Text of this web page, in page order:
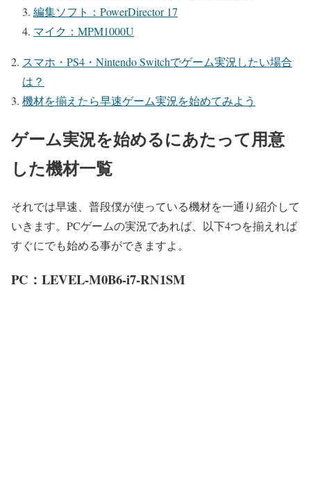
編集ソフト：PowerDirector 17
マイク：MPM1000U
スマホ・PS4・Nintendo Switchでゲーム実況したい場合
は？
機材を揃えたら早速ゲーム実況を始めてみよう
ゲーム実況を始めるにあたって用意
した機材一覧
それでは早速、普段僕が使っている機材を一通り紹介して
いきます。PCゲームの実況であれば、以下4つを揃えれば
すぐにでも始める事ができますよ。
PC：LEVEL-M0B6-i7-RN1SM